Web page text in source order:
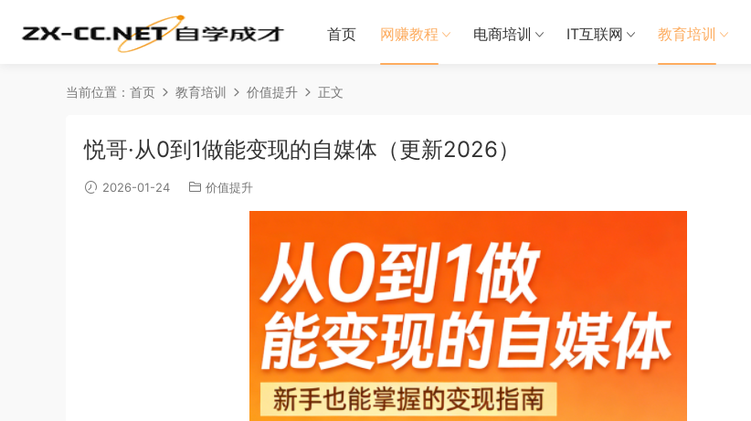
首页 网赚教程 电商培训 IT互联网 教育培训
当前位置： 首页 教育培训 价值提升 正文
悦哥·从0到1做能变现的自媒体（更新2026）
2026-01-24 价值提升